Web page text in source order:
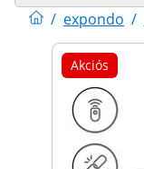
/ expondo /
Akciós